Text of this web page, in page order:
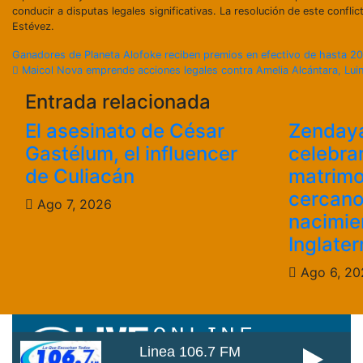
conducir a disputas legales significativas. La resolución de este
Estévez.
Navegación
de
entradas
Ganadores de Planeta Alofoke reciben premios en efectivo de hasta
Maicol Nova emprende acciones legales contra Amelia Alcántara,
Entrada relacionada
El asesinato de César
Gastélum, el influencer
de Culiacán
Ago 7, 2026
Ago 6,